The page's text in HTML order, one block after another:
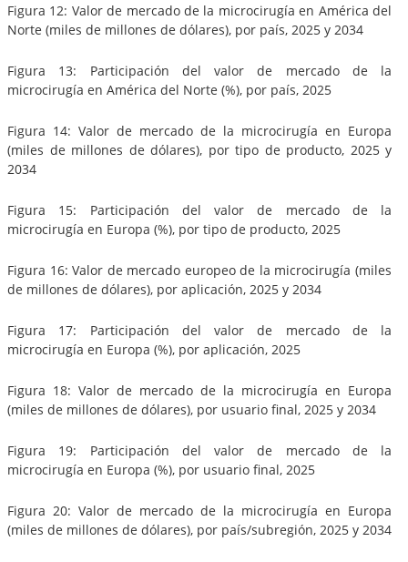
Figura 12: Valor de mercado de la microcirugía en América del
Norte (miles de millones de dólares), por país, 2025 y 2034
Figura 13: Participación del valor de mercado de la
microcirugía en América del Norte (%), por país, 2025
Figura 14: Valor de mercado de la microcirugía en Europa
(miles de millones de dólares), por tipo de producto, 2025 y
2034
Figura 15: Participación del valor de mercado de la
microcirugía en Europa (%), por tipo de producto, 2025
Figura 16: Valor de mercado europeo de la microcirugía (miles
de millones de dólares), por aplicación, 2025 y 2034
Figura 17: Participación del valor de mercado de la
microcirugía en Europa (%), por aplicación, 2025
Figura 18: Valor de mercado de la microcirugía en Europa
(miles de millones de dólares), por usuario final, 2025 y 2034
Figura 19: Participación del valor de mercado de la
microcirugía en Europa (%), por usuario final, 2025
Figura 20: Valor de mercado de la microcirugía en Europa
(miles de millones de dólares), por país/subregión, 2025 y 2034